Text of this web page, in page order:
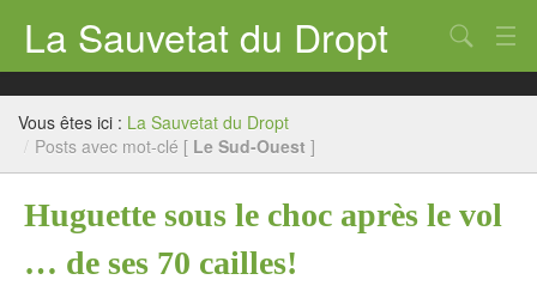
La Sauvetat du Dropt
Accueil
Mairie
Chercher
Vous êtes ici : La Sauvetat du Dropt
/ Posts avec mot-clé [ Le Sud-Ouest ]
Huguette sous le choc après le vol
… de ses 70 cailles!